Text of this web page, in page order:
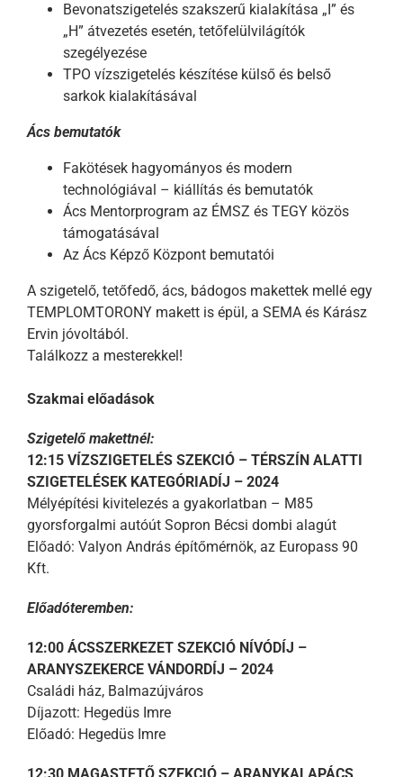
Bevonatszigetelés szakszerű kialakítása „I” és
„H” átvezetés esetén, tetőfelülvilágítók
szegélyezése
TPO vízszigetelés készítése külső és belső
sarkok kialakításával
Ács bemutatók
Fakötések hagyományos és modern
technológiával – kiállítás és bemutatók
Ács Mentorprogram az ÉMSZ és TEGY közös
támogatásával
Az Ács Képző Központ bemutatói
A szigetelő, tetőfedő, ács, bádogos makettek mellé egy
TEMPLOMTORONY makett is épül, a SEMA és Kárász
Ervin jóvoltából.
Találkozz a mesterekkel!
Szakmai előadások
Szigetelő makettnél:
12:15 VÍZSZIGETELÉS SZEKCIÓ – TÉRSZÍN ALATTI
SZIGETELÉSEK KATEGÓRIADÍJ – 2024
Mélyépítési kivitelezés a gyakorlatban – M85
gyorsforgalmi autóút Sopron Bécsi dombi alagút
Előadó: Valyon András építőmérnök, az Europass 90
Kft.
Előadóteremben:
12:00 ÁCSSZERKEZET SZEKCIÓ NÍVÓDÍJ –
ARANYSZEKERCE VÁNDORDÍJ – 2024
Családi ház, Balmazújváros
Díjazott: Hegedüs Imre
Előadó: Hegedüs Imre